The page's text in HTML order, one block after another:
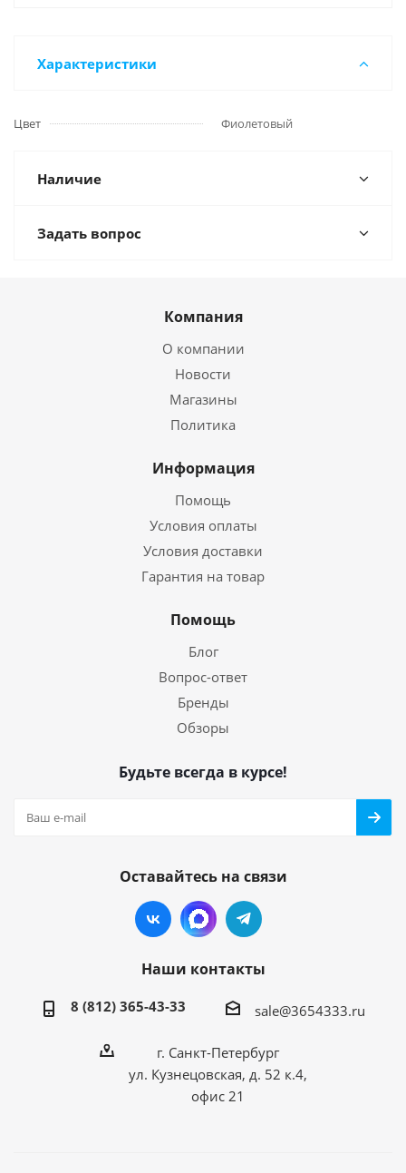
Характеристики
Цвет Фиолетовый
Наличие
Задать вопрос
Компания
О компании
Новости
Магазины
Политика
Информация
Помощь
Условия оплаты
Условия доставки
Гарантия на товар
Помощь
Блог
Вопрос-ответ
Бренды
Обзоры
Будьте всегда в курсе!
Оставайтесь на связи
Наши контакты
8 (812) 365-43-33 sale@3654333.ru
г. Санкт-Петербург
ул. Кузнецовская, д. 52 к.4,
офис 21